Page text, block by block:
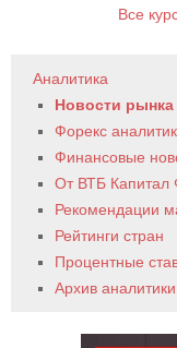
Все
Аналитика
Новости
Форекс
Финансовые
От ВТБ Капитал
Рекомендации
Рейтинги стран
Процентные
Архив аналитики